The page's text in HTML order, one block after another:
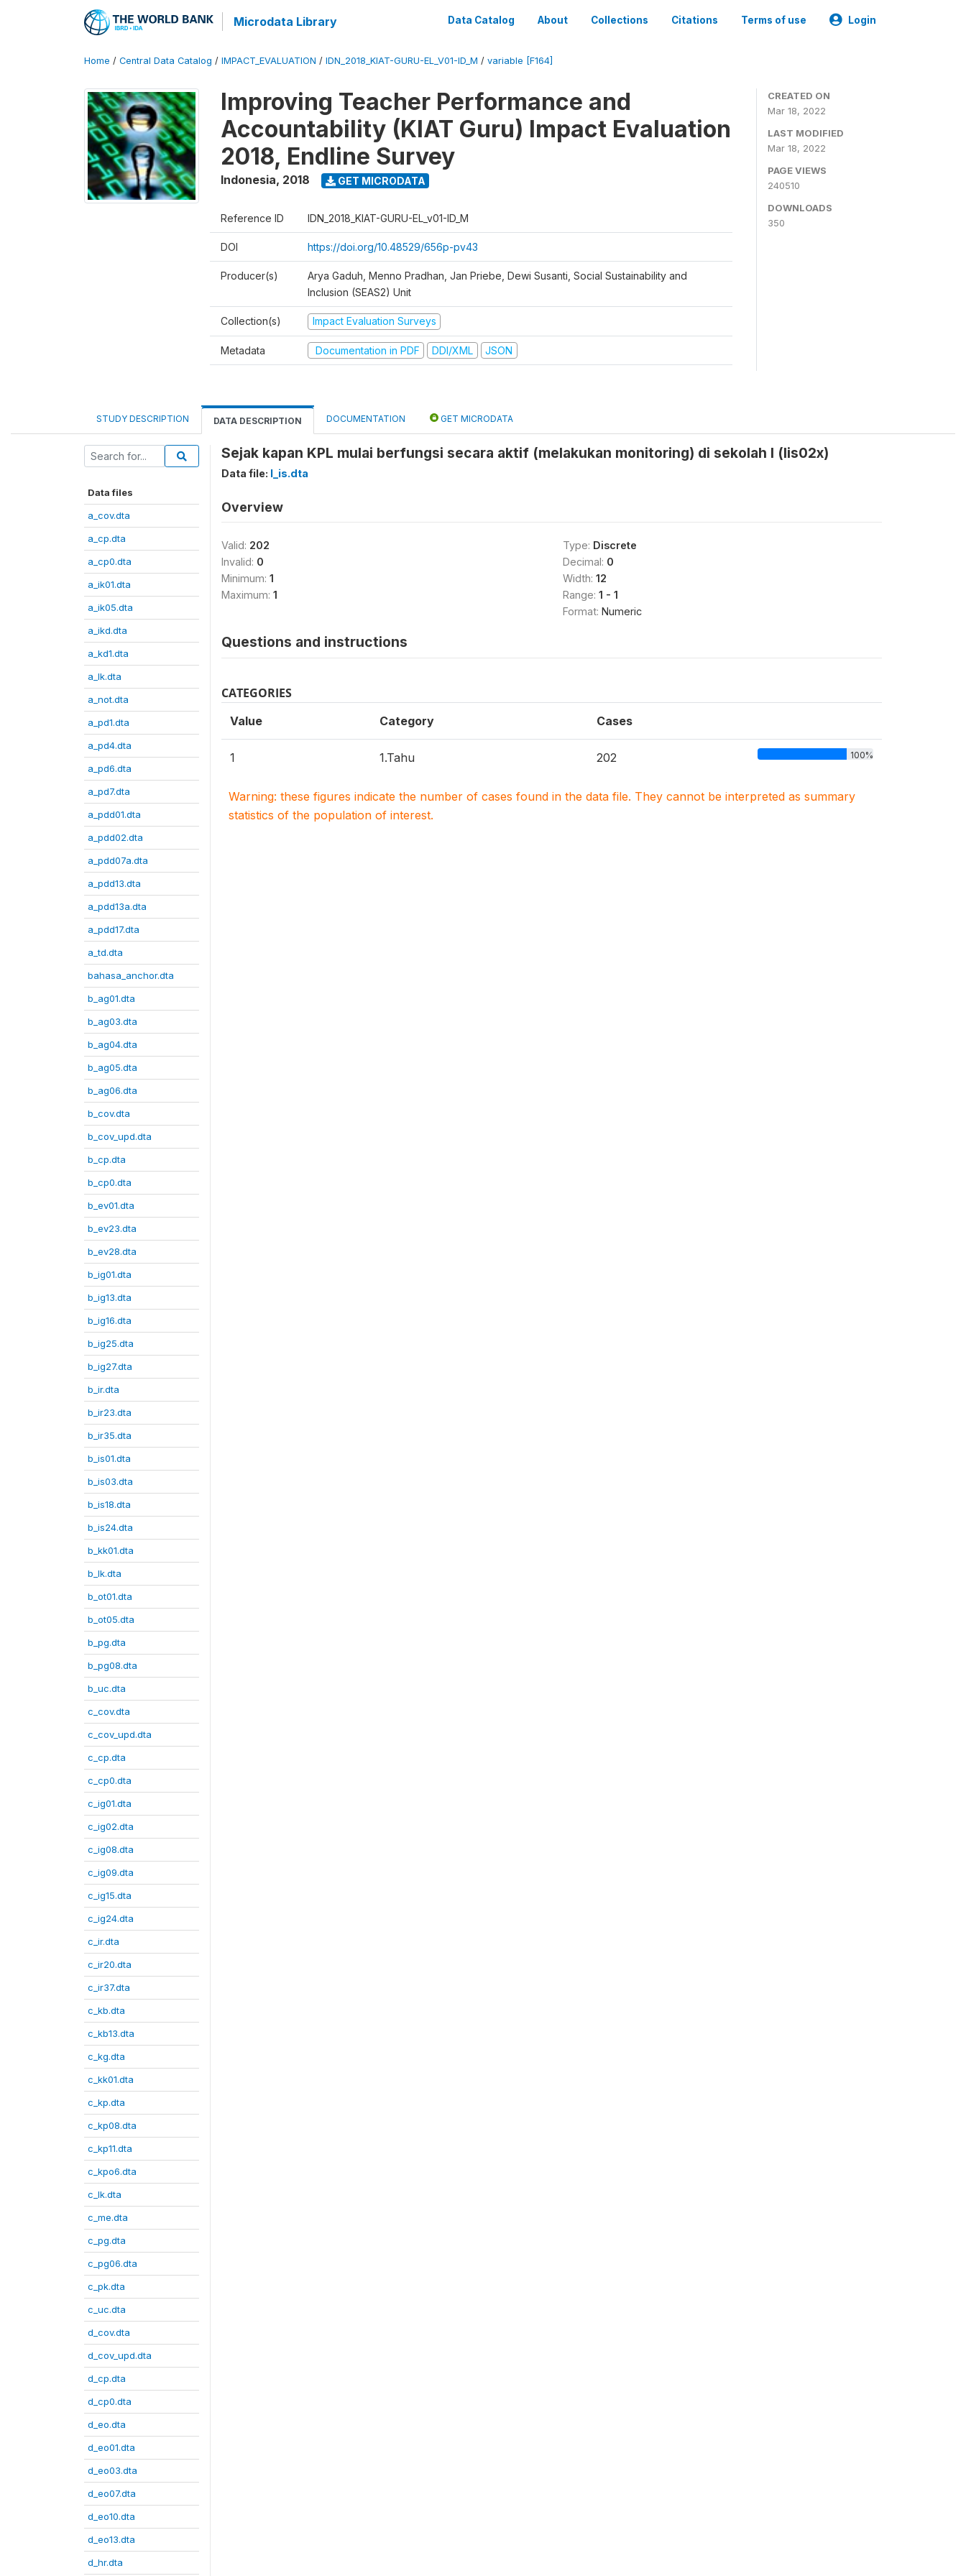
Microdata Library Data Catalog About Collections Citations Terms of use Login
Home / Central Data Catalog / IMPACT_EVALUATION / IDN_2018_KIAT-GURU-EL_V01-ID_M / variable [F164]
Improving Teacher Performance and
Accountability (KIAT Guru) Impact Evaluation
2018, Endline Survey
Indonesia, 2018 GET MICRODATA
Reference ID IDN_2018_KIAT-GURU-EL_v01-ID_M
DOI https://doi.org/10.48529/656p-pv43
Producer(s)
Arya Gaduh, Menno Pradhan, Jan Priebe, Dewi Susanti, Social Sustainability and
Inclusion (SEAS2) Unit
Collection(s) Impact Evaluation Surveys
Metadata Documentation in PDF DDI/XML JSON
CREATED ON
Mar 18, 2022
LAST MODIFIED
Mar 18, 2022
PAGE VIEWS
240510
DOWNLOADS
350
STUDY DESCRIPTION DATA DESCRIPTION DOCUMENTATION GET MICRODATA
Data files
a_cov.dta
a_cp.dta
a_cp0.dta
a_ik01.dta
a_ik05.dta
a_ikd.dta
a_kd1.dta
a_lk.dta
a_not.dta
a_pd1.dta
a_pd4.dta
a_pd6.dta
a_pd7.dta
a_pdd01.dta
a_pdd02.dta
a_pdd07a.dta
a_pdd13.dta
a_pdd13a.dta
a_pdd17.dta
a_td.dta
bahasa_anchor.dta
b_ag01.dta
b_ag03.dta
b_ag04.dta
b_ag05.dta
b_ag06.dta
b_cov.dta
b_cov_upd.dta
b_cp.dta
b_cp0.dta
b_ev01.dta
b_ev23.dta
b_ev28.dta
b_ig01.dta
b_ig13.dta
b_ig16.dta
b_ig25.dta
b_ig27.dta
b_ir.dta
b_ir23.dta
b_ir35.dta
b_is01.dta
b_is03.dta
b_is18.dta
b_is24.dta
b_kk01.dta
b_lk.dta
b_ot01.dta
b_ot05.dta
b_pg.dta
b_pg08.dta
b_uc.dta
c_cov.dta
c_cov_upd.dta
c_cp.dta
c_cp0.dta
c_ig01.dta
c_ig02.dta
c_ig08.dta
c_ig09.dta
c_ig15.dta
c_ig24.dta
c_ir.dta
c_ir20.dta
c_ir37.dta
c_kb.dta
c_kb13.dta
c_kg.dta
c_kk01.dta
c_kp.dta
c_kp08.dta
c_kp11.dta
c_kpo6.dta
c_lk.dta
c_me.dta
c_pg.dta
c_pg06.dta
c_pk.dta
c_uc.dta
d_cov.dta
d_cov_upd.dta
d_cp.dta
d_cp0.dta
d_eo.dta
d_eo01.dta
d_eo03.dta
d_eo07.dta
d_eo10.dta
d_eo13.dta
d_hr.dta
Sejak kapan KPL mulai berfungsi secara aktif (melakukan monitoring) di sekolah I (lis02x)
Data file: l_is.dta
Overview
Valid: 202
Invalid: 0
Minimum: 1
Maximum: 1
Type: Discrete
Decimal: 0
Width: 12
Range: 1 - 1
Format: Numeric
Questions and instructions
CATEGORIES
Value Category Cases
1 1.Tahu 202 100%
Warning: these figures indicate the number of cases found in the data file. They cannot be interpreted as summary
statistics of the population of interest.